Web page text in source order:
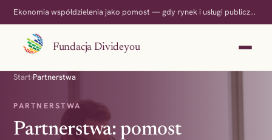
Ekonomia współdzielenia jako pomost — gdy rynek i usługi publiczne nie domykają potrzeb.
Fundacja Divideyou
Start›Partnerstwa
PARTNERSTWA
Partnerstwa: pomost